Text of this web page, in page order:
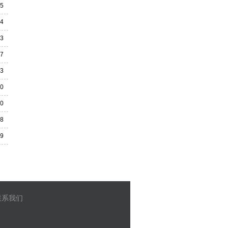
系我们